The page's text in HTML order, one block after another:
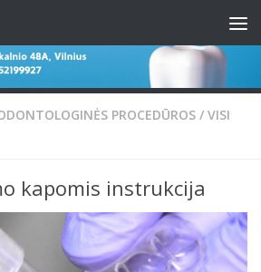
PROCEDŪROS / VISI
kapomis instrukcija